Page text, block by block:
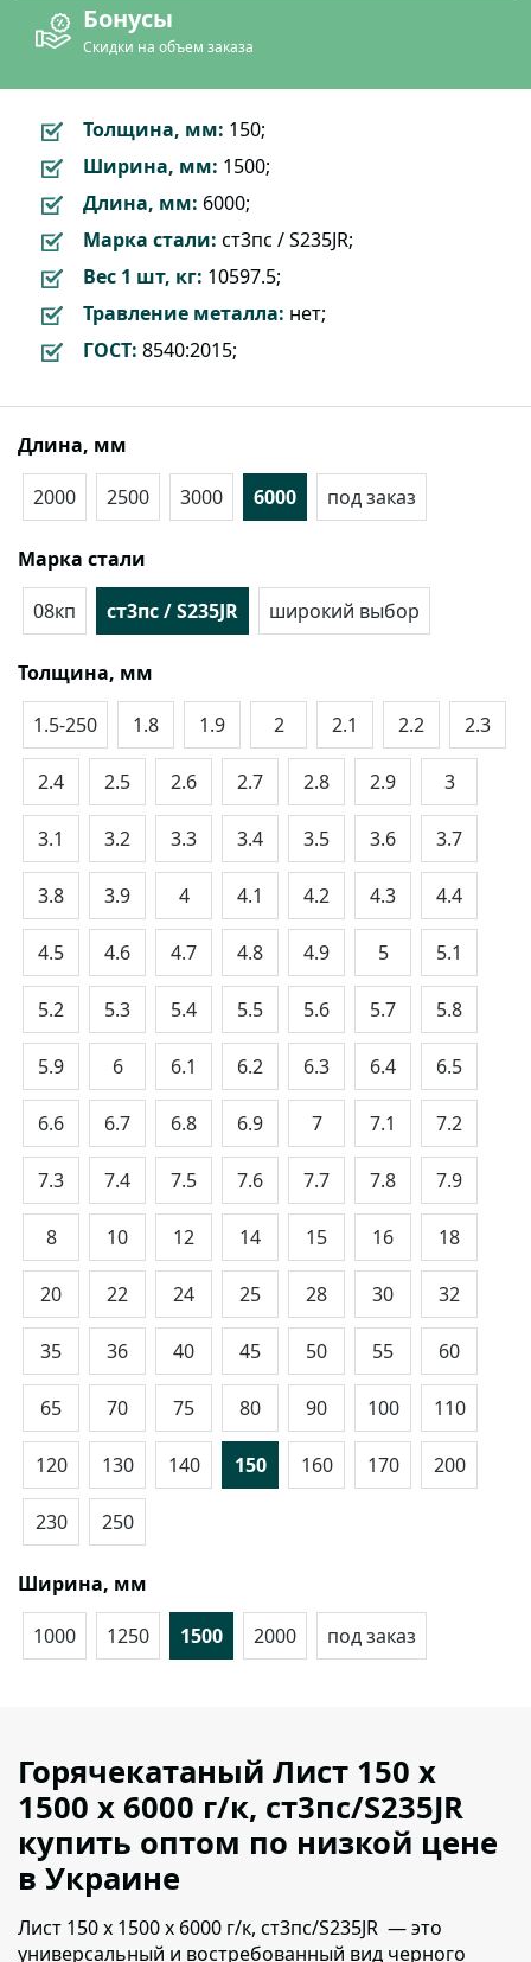
Бонусы
Скидки на объем заказа
Толщина, мм: 150;
Ширина, мм: 1500;
Длина, мм: 6000;
Марка стали: ст3пс / S235JR;
Вес 1 шт, кг: 10597.5;
Травление металла: нет;
ГОСТ: 8540:2015;
Длина, мм
2000
2500 3000 6000 под заказ
Марка стали
08кп
ст3пс / S235JR широкий выбор
Толщина, мм
1.5-250
1.8 1.9 2 2.1 2.2 2.3
2.4 2.5 2.6 2.7 2.8 2.9 3
3.1 3.2 3.3 3.4 3.5 3.6 3.7
3.8 3.9 4 4.1 4.2 4.3 4.4
4.5 4.6 4.7 4.8 4.9 5 5.1
5.2 5.3 5.4 5.5 5.6 5.7 5.8
5.9 6 6.1 6.2 6.3 6.4 6.5
6.6 6.7 6.8 6.9 7 7.1 7.2
7.3 7.4 7.5 7.6 7.7 7.8 7.9
8 10 12 14 15 16 18
20 22 24 25 28 30 32
35 36 40 45 50 55 60
65 70 75 80 90 100 110
120 130 140 150 160 170 200
230 250
Ширина, мм
1000
1250 1500 2000 под заказ
Горячекатаный Лист 150 х
1500 х 6000 г/к, ст3пс/S235JR
купить оптом по низкой цене
в Украине
Лист 150 х 1500 х 6000 г/к, ст3пс/S235JR — это
универсальный и востребованный вид черного